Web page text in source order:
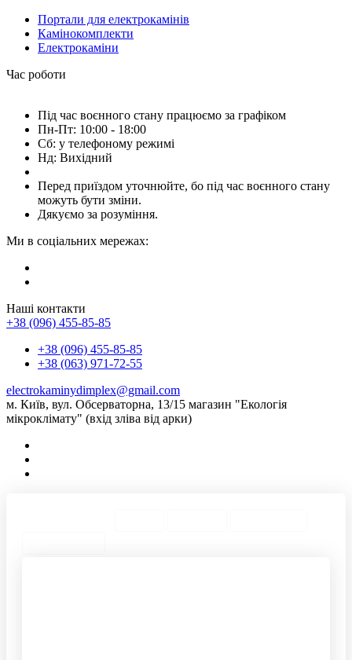
Портали для електрокамінів
Камінокомплекти
Електрокаміни
Час роботи
Під час воєнного стану працюємо за графіком
Пн-Пт: 10:00 - 18:00
Сб: у телефоному режимі
Нд: Вихідний
Перед приїздом уточнюйте, бо під час воєнного стану
можуть бути зміни.
Дякуємо за розуміння.
Ми в соціальних мережах:
Наші контакти
+38 (096) 455-85-85
+38 (096) 455-85-85
+38 (063) 971-72-55
electrokaminydimplex@gmail.com
м. Київ, вул. Обсерваторна, 13/15 магазин "Екологія
мікроклімату" (вхід зліва від арки)